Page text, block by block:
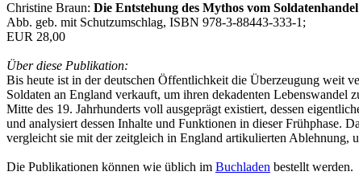
Christine Braun: Die Entstehung des Mythos vom
Abb. geb. mit Schutzumschlag, ISBN 978-3-88443-333-1;
EUR 28,00
Über diese Publikation:
Bis heute ist in der deutschen Öffentlichkeit die Überzeugung weit
Soldaten an England verkauft, um ihren dekadenten
Mitte des 19. Jahrhunderts voll ausgeprägt existiert, dessen
und analysiert dessen Inhalte und Funktionen in dieser Frühphase.
vergleicht sie mit der zeitgleich in England artikulierten Ablehnung,
Die Publikationen können wie üblich im Buchladen bestellt werden.